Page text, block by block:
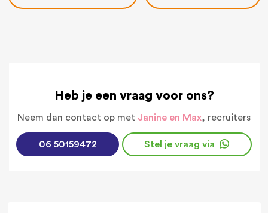
Heb je een vraag voor ons?
Neem dan contact op met Janine en Max, recruiters
06 50159472 Stel je vraag via